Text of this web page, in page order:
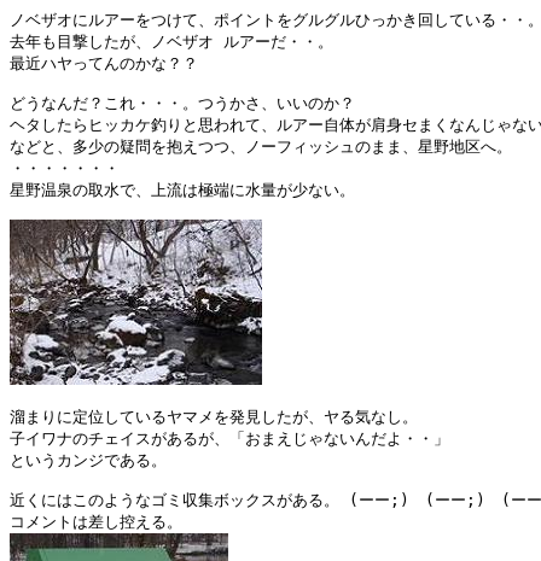
ノベザオにルアーをつけて、ポイントをグルグルひっかき回している・・
去年も目撃したが、ノベザオ ルアーだ・・。
最近ハヤってんのかな？？
どうなんだ？これ・・・。つうかさ、いいのか？
ヘタしたらヒッカケ釣りと思われて、ルアー自体が肩身セまくなんじゃな
などと、多少の疑問を抱えつつ、ノーフィッシュのまま、星野地区へ。
・・・・・・・
星野温泉の取水で、上流は極端に水量が少ない。
溜まりに定位しているヤマメを発見したが、ヤる気なし。
子イワナのチェイスがあるが、「おまえじゃないんだよ・・」
というカンジである。
近くにはこのようなゴミ収集ボックスがある。 (ーー;)　(ーー;)　(ー